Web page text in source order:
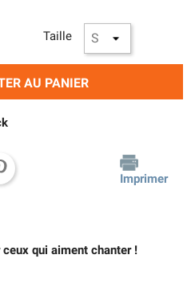
Taille
AU PANIER
Imprimer
qui aiment chanter !